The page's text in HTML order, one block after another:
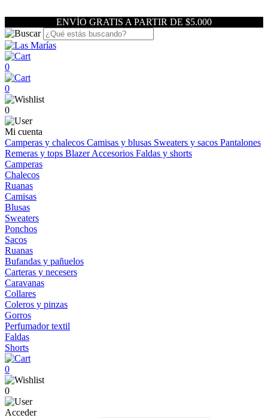
ENVÍO GRATIS A PARTIR DE $5.000
0
0
0
Mi cuenta
Camperas y chalecos Camisas y blusas Sweaters y sacos Pantalones
Remeras y tops BlazerAccesorios Faldas y shorts
Camperas
Chalecos
Ruanas
Camisas
Blusas
Sweaters
Ponchos
Sacos
Ruanas
Bufandas y pañuelos
Carteras y necesers
Caravanas
Collares
Coleros y pinzas
Gorros
Perfumador textil
Faldas
Shorts
0
0
Acceder